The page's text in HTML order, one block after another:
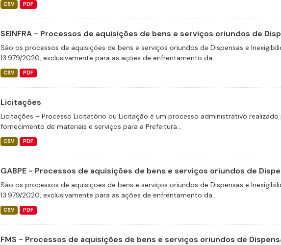
CSV PDF
SEINFRA - Processos de aquisições de bens e serviços oriundos de
São os processos de aquisições de bens e serviços oriundos de Dispensas e
13.979/2020, exclusivamente para as ações de enfrentamento da...
CSV PDF
Licitações
Licitações – Processo Licitatório ou Licitação é um processo administrativo
fornecimento de materiais e serviços para a Prefeitura...
CSV PDF
GABPE - Processos de aquisições de bens e serviços oriundos de
São os processos de aquisições de bens e serviços oriundos de Dispensas e
13.979/2020, exclusivamente para as ações de enfrentamento da...
CSV PDF
FMS - Processos de aquisições de bens e serviços oriundos de